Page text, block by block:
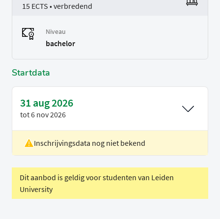
15 ECTS • verbredend
Niveau
bachelor
Startdata
31 aug 2026
tot6 nov 2026
Locatie
Rotterdam
Inschrijvingsdata nog niet bekend
Dit aanbod is geldig voor studenten van Leiden
University